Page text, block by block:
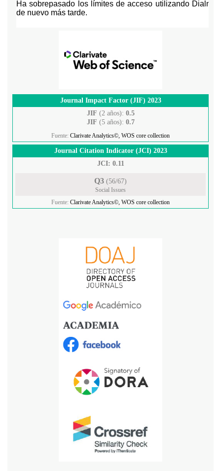
Journal Impact Factor (JIF) 2023
JIF (2 años): 0.5
JIF (5 años): 0.7
Fuente: Clarivate Analytics©, WOS core collection
Journal Citation Indicator (JCI) 2023
JCI: 0.11
Q3 (56/67)
Social Issues
Fuente: Clarivate Analytics©, WOS core collection